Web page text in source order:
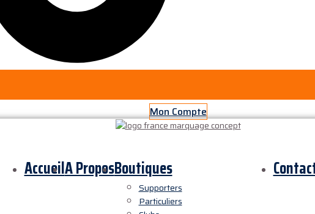
Mon Compte
AccueilA ProposBoutiques
Supporters
Particuliers